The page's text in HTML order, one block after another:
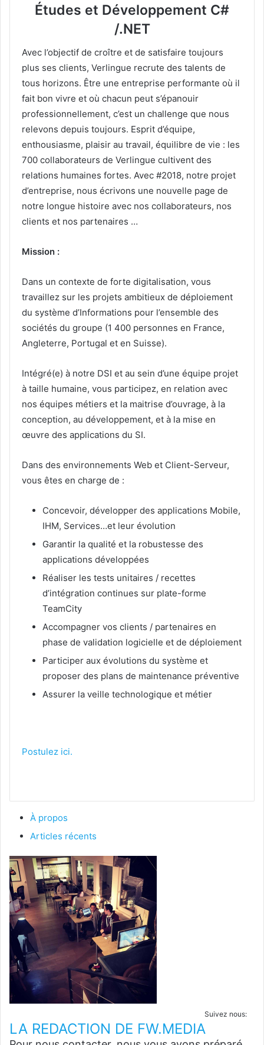
Études et Développement C#
/.NET
Avec l’objectif de croître et de satisfaire toujours
plus ses clients, Verlingue recrute des talents de
tous horizons. Être une entreprise performante où il
fait bon vivre et où chacun peut s’épanouir
professionnellement, c’est un challenge que nous
relevons depuis toujours. Esprit d’équipe,
enthousiasme, plaisir au travail, équilibre de vie : les
700 collaborateurs de Verlingue cultivent des
relations humaines fortes. Avec #2018, notre projet
d’entreprise, nous écrivons une nouvelle page de
notre longue histoire avec nos collaborateurs, nos
clients et nos partenaires …
Mission :
Dans un contexte de forte digitalisation, vous
travaillez sur les projets ambitieux de déploiement
du système d’Informations pour l’ensemble des
sociétés du groupe (1 400 personnes en France,
Angleterre, Portugal et en Suisse).
Intégré(e) à notre DSI et au sein d’une équipe projet
à taille humaine, vous participez, en relation avec
nos équipes métiers et la maitrise d’ouvrage, à la
conception, au développement, et à la mise en
œuvre des applications du SI.
Dans des environnements Web et Client-Serveur,
vous êtes en charge de :
Concevoir, développer des applications Mobile,
IHM, Services…et leur évolution
Garantir la qualité et la robustesse des
applications développées
Réaliser les tests unitaires / recettes
d’intégration continues sur plate-forme
TeamCity
Accompagner vos clients / partenaires en
phase de validation logicielle et de déploiement
Participer aux évolutions du système et
proposer des plans de maintenance préventive
Assurer la veille technologique et métier
Postulez ici.
À propos
Articles récents
Suivez nous:
LA REDACTION DE FW.MEDIA